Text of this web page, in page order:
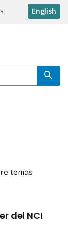
English
temas
del NCI